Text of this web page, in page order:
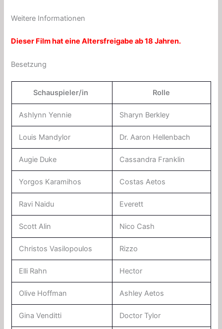
Weitere Informationen
Dieser Film hat eine Altersfreigabe ab 18 Jahren.
Besetzung
Schauspieler/in Rolle
Ashlynn Yennie Sharyn Berkley
Louis Mandylor Dr. Aaron Hellenbach
Augie Duke Cassandra Franklin
Yorgos Karamihos Costas Aetos
Ravi Naidu Everett
Scott Alin Nico Cash
Christos Vasilopoulos Rizzo
Elli Rahn Hector
Olive Hoffman Ashley Aetos
Gina Venditti Doctor Tylor